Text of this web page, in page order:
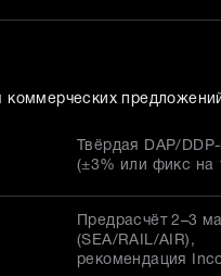
коммерческих
Твёрдая DAP/
(±3% или фикс на
Предрасчёт 2–3
(SEA/RAIL/AIR),
рекомендация